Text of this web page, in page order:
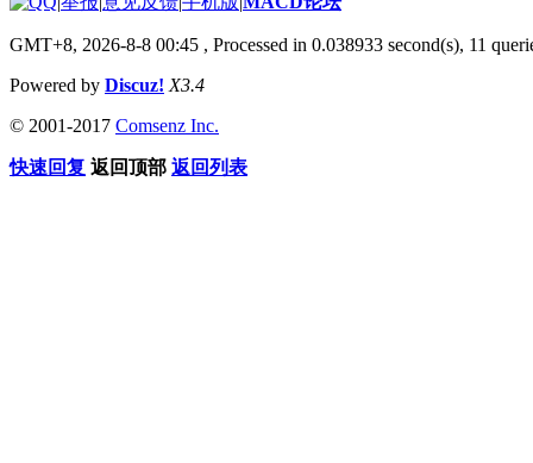
GMT+8, 2026-8-8 00:45 , Processed in 0.038933 second(s), 11
Powered by Discuz! X3.4
© 2001-2017 Comsenz Inc.
快速回复 返回顶部 返回列表